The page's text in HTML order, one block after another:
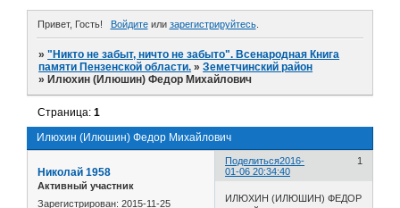
Привет, Гость! Войдитеили зарегистрируйтесь.
»"Никто не забыт, ничто не забыто". Всенародная Книга
памяти Пензенской области. »Земетчинский район
» Илюхин (Илюшин) Федор Михайлович
Илюхин (Илюшин) Федор Михайлович
Страница:1
Поделиться 1
2016-
01-06 20:34:40
Николай 1958
Активный участник
Зарегистрирован: 2015-11-25
ИЛЮХИН (ИЛЮШИН) ФЕДОР